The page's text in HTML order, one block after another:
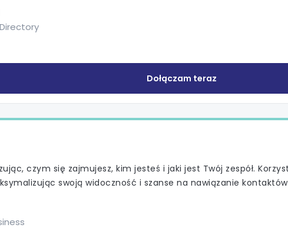
Dołączam teraz
czym się zajmujesz, kim jesteś i jaki jest Twój zespół.
swoją widoczność i szanse na nawiązanie